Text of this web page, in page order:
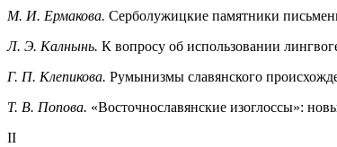
М. И. Ермакова. Серболужицкие памятники
Л. Э. Калнынь. К вопросу об использовании
Г. П. Клепикова. Румынизмы славянского
Т. В. Попова. «Восточнославянские изоглоссы»:
II